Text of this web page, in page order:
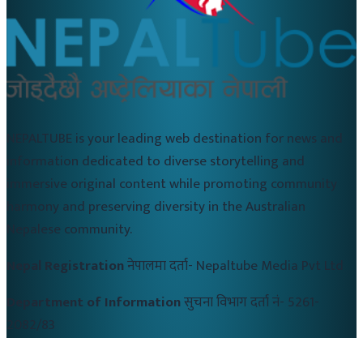
NEPALTUBE is your leading web destination for news and
information dedicated to diverse storytelling and
immersive original content while promoting community
harmony and preserving diversity in the Australian
Nepalese community.
Nepal Registrationनेपालमा दर्ता- Nepaltube Media Pvt Ltd
Department of Informationसुचना विभाग दर्ता नं- 5261-
2082/83